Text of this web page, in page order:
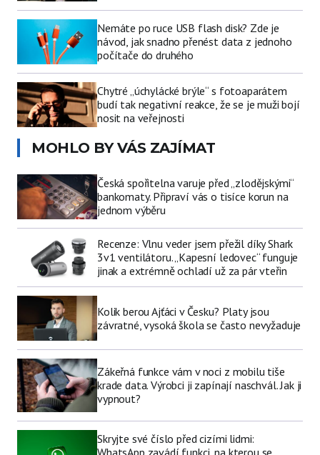
Nemáte po ruce USB flash disk? Zde je
návod, jak snadno přenést data z jednoho
počítače do druhého
Chytré „úchylácké brýle“ s fotoaparátem
budí tak negativní reakce, že se je muži bojí
nosit na veřejnosti
MOHLO BY VÁS ZAJÍMAT
Česká spořitelna varuje před „zlodějskými“
bankomaty. Připraví vás o tisíce korun na
jednom výběru
Recenze: Vlnu veder jsem přežil díky Shark
3v1 ventilátoru. „Kapesní ledovec“ funguje
jinak a extrémně ochladí už za pár vteřin
Kolik berou Ajťáci v Česku? Platy jsou
závratné, vysoká škola se často nevyžaduje
Zákeřná funkce vám v noci z mobilu tiše
krade data. Výrobci ji zapínají naschvál. Jak ji
vypnout?
Skryjte své číslo před cizími lidmi:
WhatsApp zavádí funkci, na kterou se